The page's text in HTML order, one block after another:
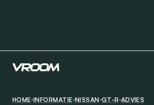
HOME INFORMATIE NISSAN GT-R ADVIES